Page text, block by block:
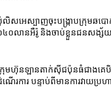
លិសអេស្បាញចុះបង្រ្កាបក្រុមឆប
៤០លានអឺរ៉ូ និងចាប់ខ្លួនជនសង្ស័
រុមហ៊ុនឡានតាក់ស៊ីជប៉ុនធំជាងគេបិ
ណើរការ បន្ទាប់ពីមានការវាយប្រ